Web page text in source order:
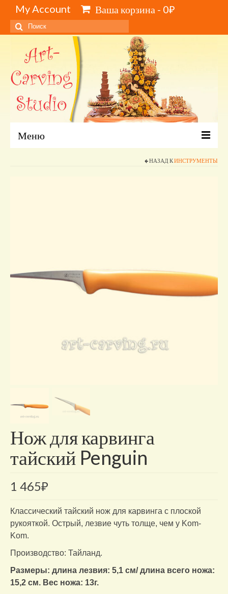
My Account Ваша корзина - 0₽
Искать:
Меню
Контакты/доставка
НАЗАД КИНСТРУМЕНТЫ
Нож для карвинга
тайский Penguin
1 465₽
Классический тайский нож для карвинга с плоской
рукояткой. Острый, лезвие чуть толще, чем у Kom-
Kom.
Производство: Тайланд.
Размеры: длина лезвия: 5,1 см/ длина всего ножа:
15,2 см. Вес ножа: 13г.